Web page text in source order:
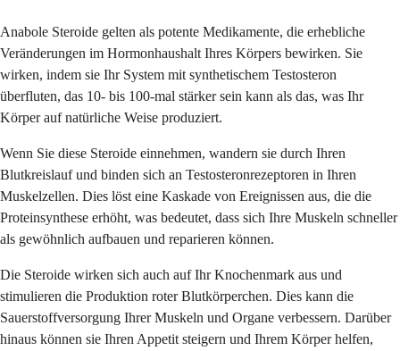
Anabole Steroide gelten als potente Medikamente, die erhebliche
Veränderungen im Hormonhaushalt Ihres Körpers bewirken. Sie
wirken, indem sie Ihr System mit synthetischem Testosteron
überfluten, das 10- bis 100-mal stärker sein kann als das, was Ihr
Körper auf natürliche Weise produziert.
Wenn Sie diese Steroide einnehmen, wandern sie durch Ihren
Blutkreislauf und binden sich an Testosteronrezeptoren in Ihren
Muskelzellen. Dies löst eine Kaskade von Ereignissen aus, die die
Proteinsynthese erhöht, was bedeutet, dass sich Ihre Muskeln schneller
als gewöhnlich aufbauen und reparieren können.
Die Steroide wirken sich auch auf Ihr Knochenmark aus und
stimulieren die Produktion roter Blutkörperchen. Dies kann die
Sauerstoffversorgung Ihrer Muskeln und Organe verbessern. Darüber
hinaus können sie Ihren Appetit steigern und Ihrem Körper helfen,